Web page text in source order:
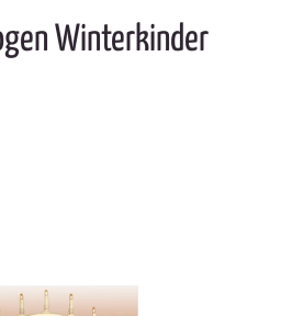
Winterkinder